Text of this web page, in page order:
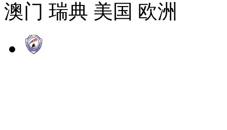
澳门 瑞典 美国 欧洲